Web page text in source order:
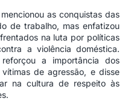
as conquistas das
de trabalho, mas enfatizou
na luta por políticas
a violência doméstica.
a importância dos
de agressão, e disse
na cultura de respeito às